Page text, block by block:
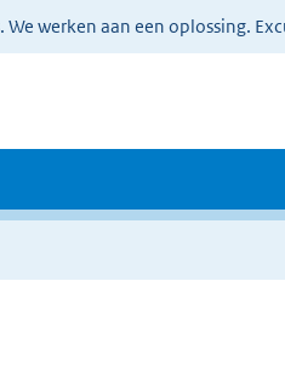
werken aan een oplossing.